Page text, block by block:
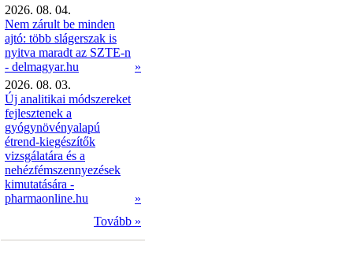
2026. 08. 04.
Nem zárult be minden
ajtó: több slágerszak is
nyitva maradt az SZTE-n
- delmagyar.hu
»
2026. 08. 03.
Új analitikai módszereket
fejlesztenek a
gyógynövényalapú
étrend-kiegészítők
vizsgálatára és a
nehézfémszennyezések
kimutatására -
pharmaonline.hu
»
Tovább »